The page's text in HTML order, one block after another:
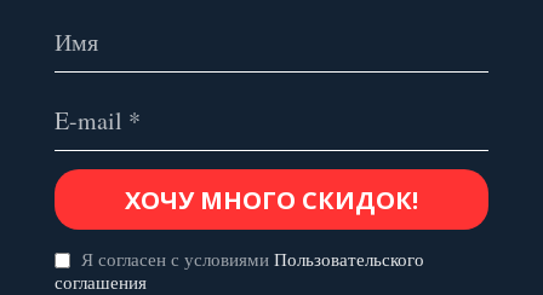
Я согласен с условиями Пользовательского
соглашения